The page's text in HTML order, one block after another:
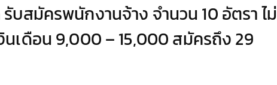
บสมัครพนักงานจ้าง จำนวน 10 อัตรา ไม่
เดือน 9,000 – 15,000 สมัครถึง 29